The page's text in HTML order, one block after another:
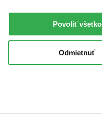
Povoliť všetko
Odmietnuť